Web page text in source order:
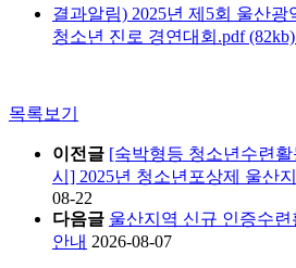
결과알림) 2025년 제5회 울산
청소년 진로 경연대회.pdf (82kb)
목록보기
이전글 [숙박형등 청소년수련
시] 2025년 청소년포상제 울산
08-22
다음글 울산지역 신규 인증수
안내 2026-08-07